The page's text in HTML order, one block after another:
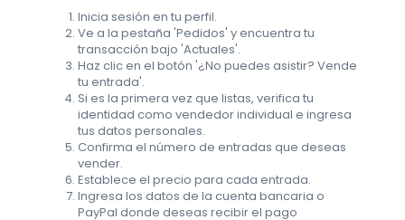
Inicia sesión en tu perfil.
Ve a la pestaña 'Pedidos' y encuentra tu
transacción bajo 'Actuales'.
Haz clic en el botón '¿No puedes asistir? Vende
tu entrada'.
Si es la primera vez que listas, verifica tu
identidad como vendedor individual e ingresa
tus datos personales.
Confirma el número de entradas que deseas
vender.
Establece el precio para cada entrada.
Ingresa los datos de la cuenta bancaria o
PayPal donde deseas recibir el pago